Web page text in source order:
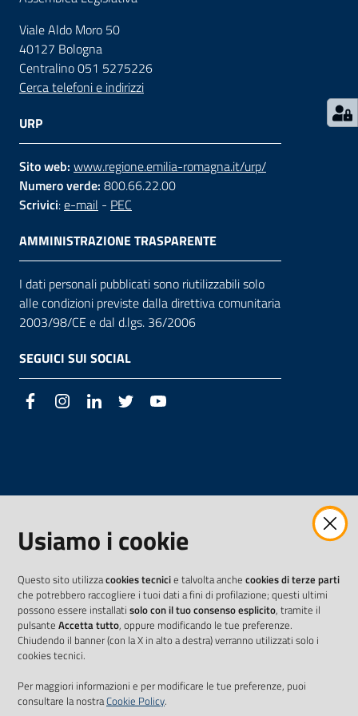
Contatti
su
Viale Aldo Moro 50
40127 Bologna
Centralino 051 5275226
Cerca telefoni e indirizzi
URP
Sito web: www.regione.emilia-romagna.it/urp/
Numero verde: 800.66.22.00
Scrivici:e-mail - PEC
AMMINISTRAZIONE TRASPARENTE
I dati personali pubblicati sono riutilizzabili solo
alle condizioni previste dalla direttiva comunitaria
2003/98/CE e dal d.lgs. 36/2006
SEGUICI SUI SOCIAL
FacebookInstagramLinkedIn Twitter
Usiamo i cookie
Questo sito utilizzacookies tecnicie talvolta anche cookies di terze parti
che potrebbero raccogliere i tuoi dati a fini di profilazione; questi ultimi
possono essere installati solo con il tuo consenso esplicito, tramite il
pulsante Accetta tutto, oppure modificando le tue preferenze.
Chiudendo il banner (con la X in alto a destra) verranno utilizzati solo i
cookies tecnici.
Per maggiori informazioni e per modificare le tue preferenze, puoi
consultare la nostraCookie Policy.